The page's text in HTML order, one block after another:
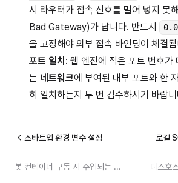
시 라우터가 접속 신호를 밀어 넣지 못
Bad Gateway)가 납니다. 반드시
을 고정해야 외부 접속 바인딩이 체결
포트 일치 : 웹 엔진에 적은 포트 번호가
는 네트워크에 부여된 내부 포트와 한
히 일치하는지 두 번 검수하시기 바랍
스타트업 환경 변수 설정
봇 컨테이너 구동 시 주입되는 런타임 환경변수(ENV)의 종류와 시작 실행 파일 이름, 파이썬 종속 패키지 리스트 선언 요령을 익힙니다.
로컬